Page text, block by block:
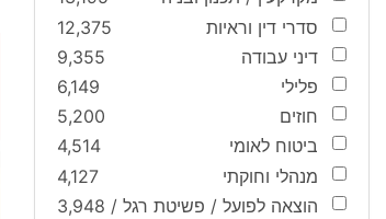
סדרי דין וראיות
12,375
דיני עבודה
9,355
פלילי
6,149
חוזים
5,200
ביטוח לאומי
4,514
מנהלי וחוקתי
4,127
הוצאה לפועל / פשיטת רגל / 3,948